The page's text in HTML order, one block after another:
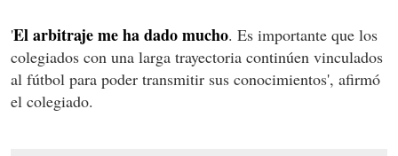
'El arbitraje me ha dado mucho. Es importante que los
colegiados con una larga trayectoria continúen vinculados
al fútbol para poder transmitir sus conocimientos', afirmó
el colegiado.